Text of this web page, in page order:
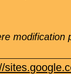
modification